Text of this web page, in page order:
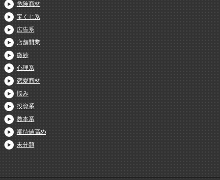
危険商材
宝くじ系
広告系
店舗開業
微妙
心理系
恋愛商材
悩み
投資系
教本系
期待値高め
未分類